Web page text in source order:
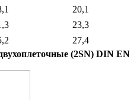
20,1
23,3
27,4
(2SN) DIN EN